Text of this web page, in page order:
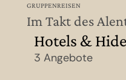
GRUPPENREISEN
Im Takt des
Hotels &
3 Angebote